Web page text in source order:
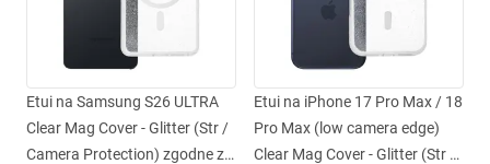
Etui na Samsung S26 ULTRA
Clear Mag Cover - Glitter (Str /
Camera Protection) zgodne z
Etui na iPhone 17 Pro Max / 18
Pro Max (low camera edge)
Clear Mag Cover - Glitter (Str /